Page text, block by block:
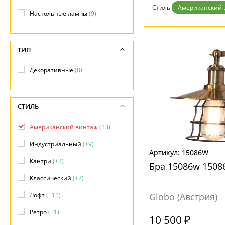
Возврат
Отзывы
Дизайнерам
Бренды
Контакты
Современный
Флористика
Хай тек
Стиль: Американский
15086W
Бра 15086w
Globo (Австрия)
10 500 ₽
Настольные лампы(9)
ТИП
Декоративные(8)
СТИЛЬ
Американский винтаж(13)
Индустриальный (+9)
Кантри (+2)
Классический (+2)
Лофт(+11)
Ретро(+1)